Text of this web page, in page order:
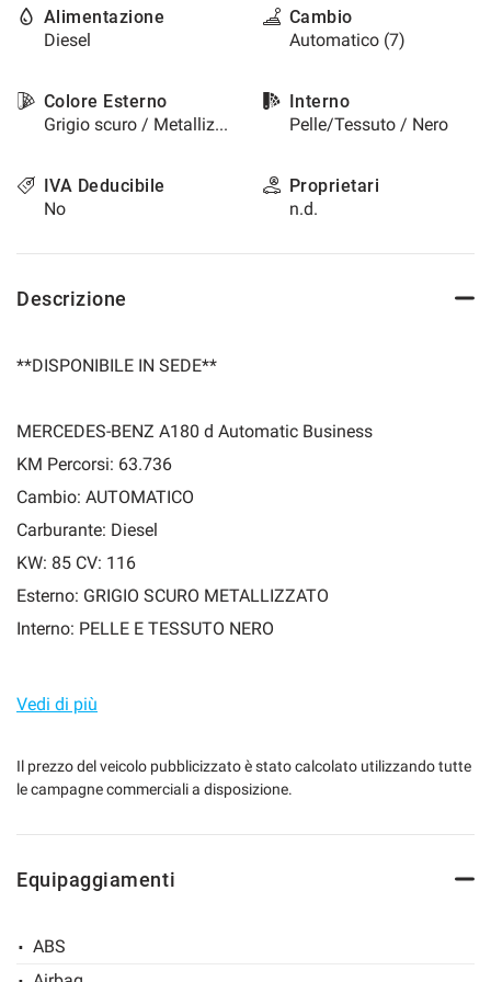
Alimentazione
Diesel
Cambio
Automatico (7)
Colore Esterno
Grigio scuro / Metallizzato
Interno
Pelle/Tessuto / Nero
IVA Deducibile
No
Proprietari
n.d.
Descrizione
**DISPONIBILE IN SEDE**
MERCEDES-BENZ A180 d Automatic Business
KM Percorsi: 63.736
Cambio: AUTOMATICO
Carburante: Diesel
KW: 85 CV: 116
Esterno: GRIGIO SCURO METALLIZZATO
Interno: PELLE E TESSUTO NERO
dotazioni di serie.
La vettura verrà consegnata con tagliando e con Check Up
✔Consegna a domicilio in tutta Europa
Vedi di più
Il prezzo del veicolo pubblicizzato è stato calcolato utilizzando tutte
le campagne commerciali a disposizione.
Equipaggiamenti
ABS
questi
strumenti
si
rimanda
cookie
policy.
Puoi
le
in
Cookie analitici
la
cookie
policy